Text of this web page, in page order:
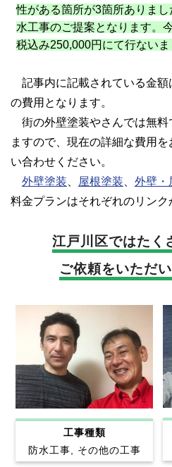
性がある箇所が3箇所ありま
水工事のご提案となります。
税込み250,000円にて行ないま
記事内に記載されている金額
の費用となります。
街の外壁塗装やさんでは無料
ますので、現在の詳細な費用
い合わせください。
外壁塗装
屋根塗装 外壁・
料金プランはそれぞれのリンク
江戸川区ではたく
ご依頼をいただ
工事種類
防水工事, その他の工事